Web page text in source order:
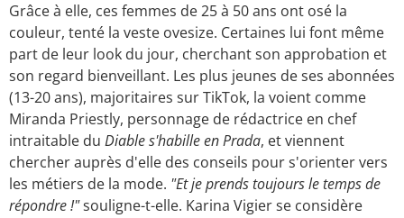
Grâce à elle, ces femmes de 25 à 50 ans ont osé la
couleur, tenté la veste ovesize. Certaines lui font même
part de leur look du jour, cherchant son approbation et
son regard bienveillant. Les plus jeunes de ses abonnées
(13-20 ans), majoritaires sur TikTok, la voient comme
Miranda Priestly, personnage de rédactrice en chef
intraitable du Diable s'habille en Prada, et viennent
chercher auprès d'elle des conseils pour s'orienter vers
les métiers de la mode. "Et je prends toujours le temps de
répondre !"souligne-t-elle. Karina Vigier se considère